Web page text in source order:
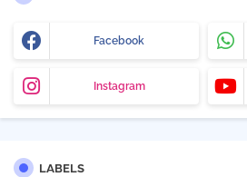
Facebook
Instagram
LABELS